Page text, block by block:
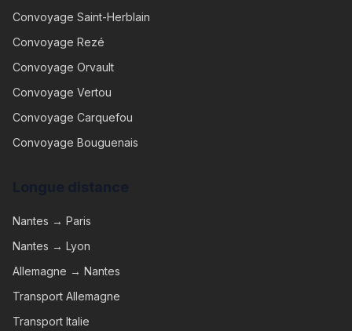
Convoyage Saint-Herblain
Convoyage Rezé
Convoyage Orvault
Convoyage Vertou
Convoyage Carquefou
Convoyage Bouguenais
Nantes → Paris
Nantes → Lyon
Allemagne → Nantes
Transport Allemagne
Transport Italie